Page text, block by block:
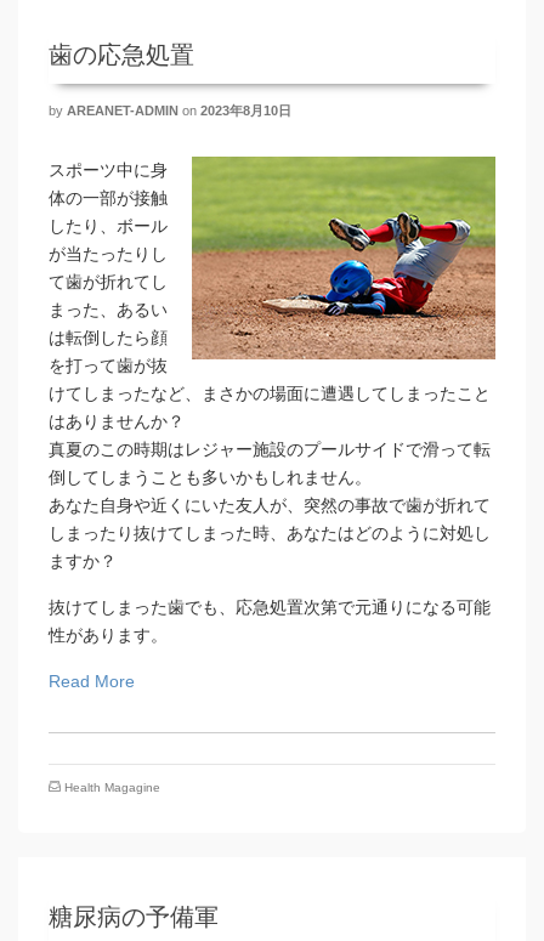
歯の応急処置
by AREANET-ADMIN on 2023年8月10日
スポーツ中に身
体の一部が接触
したり、ボール
が当たったりし
て歯が折れてし
まった、あるい
は転倒したら顔
を打って歯が抜
けてしまったなど、まさかの場面に遭遇してしまったこと
はありませんか？
真夏のこの時期はレジャー施設のプールサイドで滑って転
倒してしまうことも多いかもしれません。
あなた自身や近くにいた友人が、突然の事故で歯が折れて
しまったり抜けてしまった時、あなたはどのように対処し
ますか？
抜けてしまった歯でも、応急処置次第で元通りになる可能
性があります。
Read More
Health Magagine
糖尿病の予備軍